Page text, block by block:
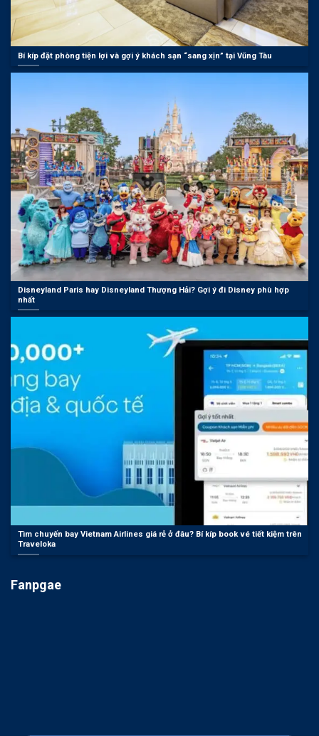
Bí kíp đặt phòng tiện lợi và gợi ý khách sạn “sang xịn” tại Vũng Tàu
Disneyland Paris hay Disneyland Thượng Hải? Gợi ý đi Disney phù hợp
nhất
Tìm chuyến bay Vietnam Airlines giá rẻ ở đâu? Bí kíp book vé tiết kiệm trên
Traveloka
Fanpgae